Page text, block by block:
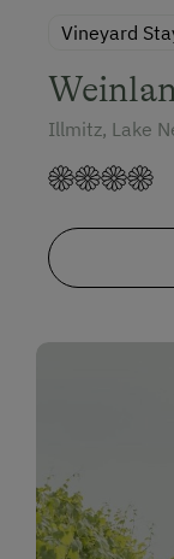
Vineyard
Illmitz, Lake